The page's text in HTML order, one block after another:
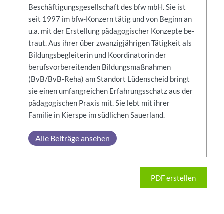
Beschäftigungsgesellschaft des bfw mbH. Sie ist
seit 1997 im bfw-Konzern tätig und von Beginn an
u.a. mit der Erstellung pädagogischer Konzepte be-
traut. Aus ihrer über zwanzigjährigen Tätigkeit als
Bildungsbegleiterin und Koordinatorin der
berufsvorbereitenden Bildungsmaßnahmen
(BvB/BvB-Reha) am Standort Lüdenscheid bringt
sie einen umfangreichen Erfahrungsschatz aus der
pädagogischen Praxis mit. Sie lebt mit ihrer
Familie in Kierspe im südlichen Sauerland.
Alle Beiträge ansehen
PDF erstellen